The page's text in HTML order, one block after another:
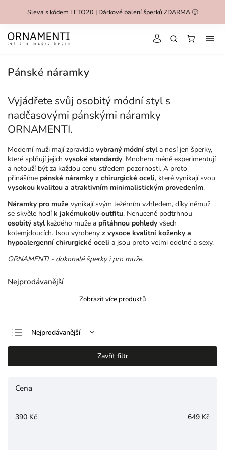
Sleva s kódem LETO20 | Dárkové balení šperků ZDARMA 🙂
Pánské náramky
Vyjádřete svůj osobitý módní styl s
nadčasovými pánskými náramky
ORNAMENTI.
Moderní muži mají zpravidla vybraný módní styla nosí jen šperky,
které splňují jejich vysoké standardy. Mnohem méně experimentují
a netouží být za každou cenu středem pozornosti. A proto
přinášíme pánské náramky z chirurgické oceli, které vynikají svou
vysokou kvalitou a atraktivním minimalistickým provedením.
Náramky pro muže vynikají svým ležérním vzhledem, díky němuž
se skvěle hodí k jakémukoliv outfitu. Nenuceně podtrhnou
osobitý styl každého muže a přitáhnou pohledy všech
kolemjdoucích. Jsou vyrobeny z vysoce kvalitní koženky a
hypoalergenní chirurgické oceli a jsou proto velmi odolné a sexy.
ORNAMENTI - dokonalé šperky i pro muže.
Nejprodávanější
Zobrazit více produktů
Nejprodávanější
Nejlevnější
Nejdražší
Zavřít filtr
Cena
390 Kč 649 Kč